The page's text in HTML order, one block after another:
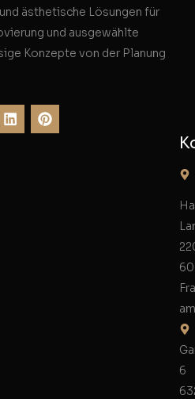
ästhetische Lösungen für
und ausgewählte
Konzepte von der Planung
6